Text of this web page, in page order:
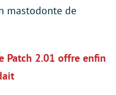
mastodonte de
Patch 2.01 offre enfin